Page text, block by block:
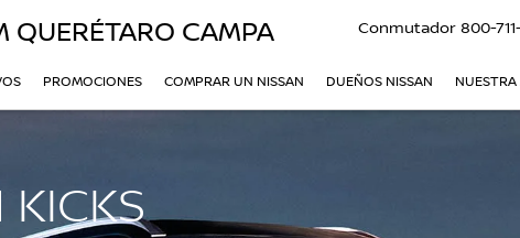
QUERÉTARO CAMPA Conmutador 800-
PROMOCIONES COMPRAR UN NISSAN DUEÑOS NISSAN
KICKS